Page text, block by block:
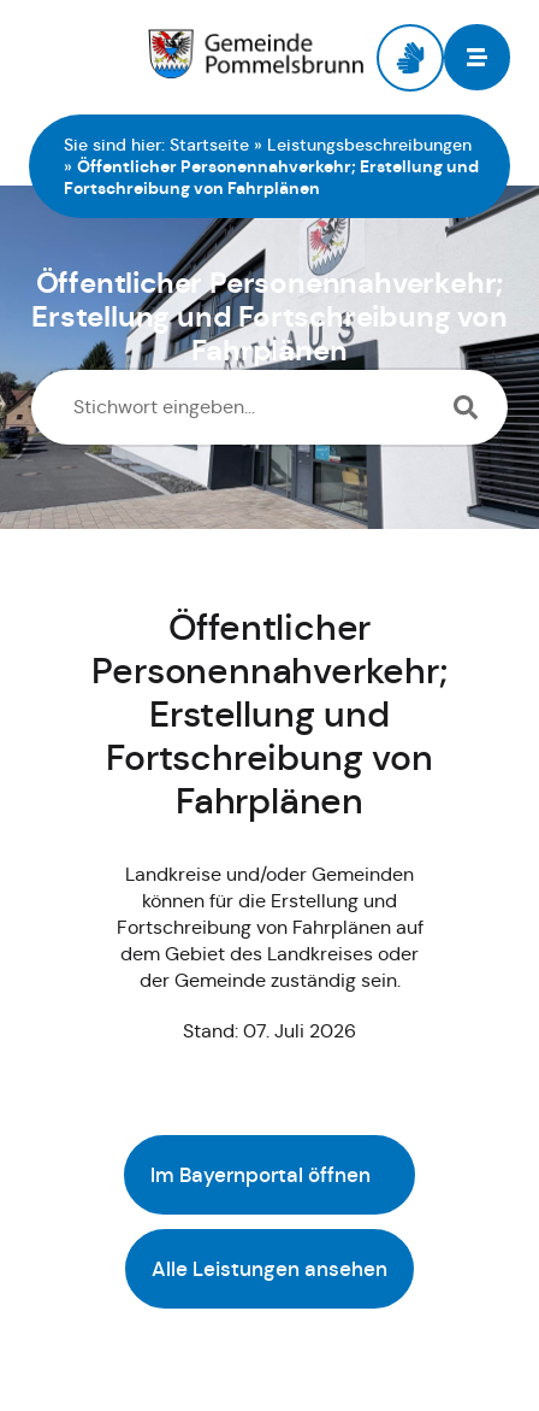
Sie sind hier: Startseite » Leistungsbeschreibungen
» Öffentlicher Personennahverkehr; Erstellung und
Fortschreibung von Fahrplänen
Öffentlicher Personennahverkehr;
Erstellung und Fortschreibung von
Fahrplänen
Öffentlicher
Personennahverkehr;
Erstellung und
Fortschreibung von
Fahrplänen
Landkreise und/oder Gemeinden
können für die Erstellung und
Fortschreibung von Fahrplänen auf
dem Gebiet des Landkreises oder
der Gemeinde zuständig sein.
Stand: 07. Juli 2026
Im Bayernportal öffnen
Alle Leistungen ansehen